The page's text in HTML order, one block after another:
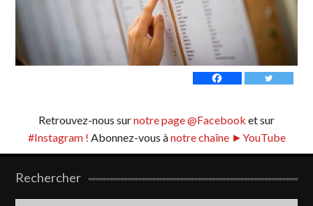
Retrouvez-nous surnotre page @Facebook et sur
#Instagram ! Abonnez-vous ànotre chaîne ►YouTube
Rechercher